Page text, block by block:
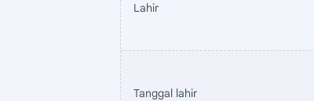
Lahir
Tanggal lahir